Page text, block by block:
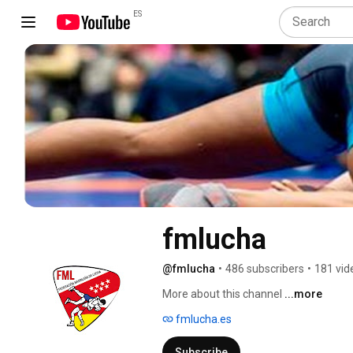
ES
fmlucha
@fmlucha • 486 subscribers • 181
More about this channel ...more
fmlucha.es